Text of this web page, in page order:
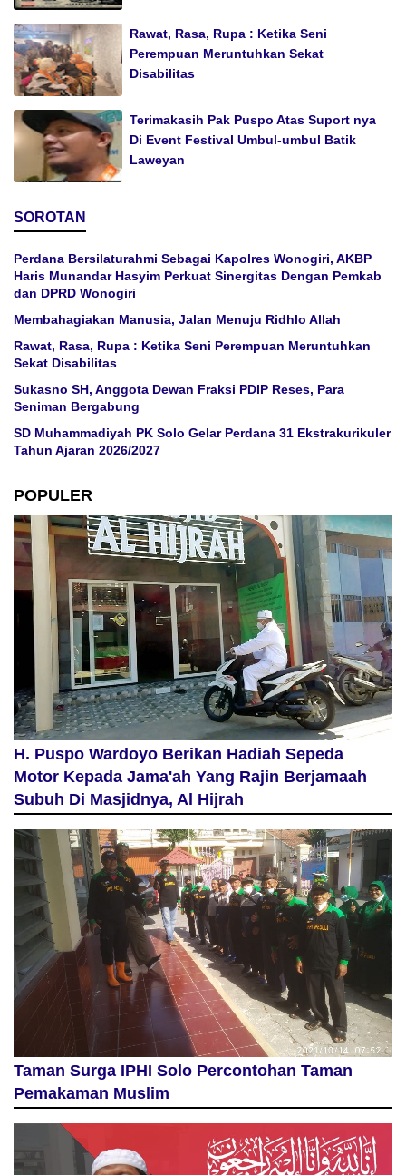
Rawat, Rasa, Rupa : Ketika Seni
Perempuan Meruntuhkan Sekat
Disabilitas
Terimakasih Pak Puspo Atas Suport nya
Di Event Festival Umbul-umbul Batik
Laweyan
SOROTAN
Perdana Bersilaturahmi Sebagai Kapolres Wonogiri, AKBP
Haris Munandar Hasyim Perkuat Sinergitas Dengan Pemkab
dan DPRD Wonogiri
Membahagiakan Manusia, Jalan Menuju Ridhlo Allah
Rawat, Rasa, Rupa : Ketika Seni Perempuan Meruntuhkan
Sekat Disabilitas
Sukasno SH, Anggota Dewan Fraksi PDIP Reses, Para
Seniman Bergabung
SD Muhammadiyah PK Solo Gelar Perdana 31 Ekstrakurikuler
Tahun Ajaran 2026/2027
POPULER
H. Puspo Wardoyo Berikan Hadiah Sepeda
Motor Kepada Jama'ah Yang Rajin Berjamaah
Subuh Di Masjidnya, Al Hijrah
Taman Surga IPHI Solo Percontohan Taman
Pemakaman Muslim